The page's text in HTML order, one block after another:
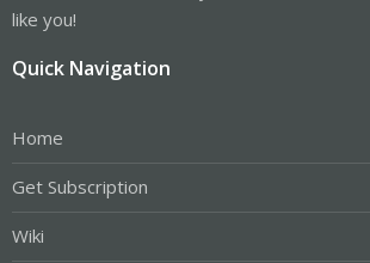
like you!
Quick Navigation
Home
Get Subscription
Wiki